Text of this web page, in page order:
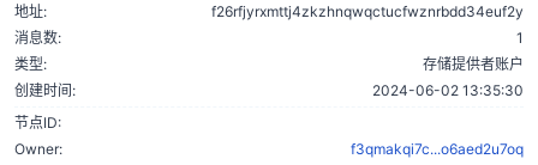
地址:
f26rfjyrxmttj4zkzhnqwqctucfwznrbdd34euf2y
消息数:
1
类型:
存储提供者账户
创建时间:
2024-06-02 13:35:30
节点ID:
Owner:
f3qmakqi7c...o6aed2u7oq